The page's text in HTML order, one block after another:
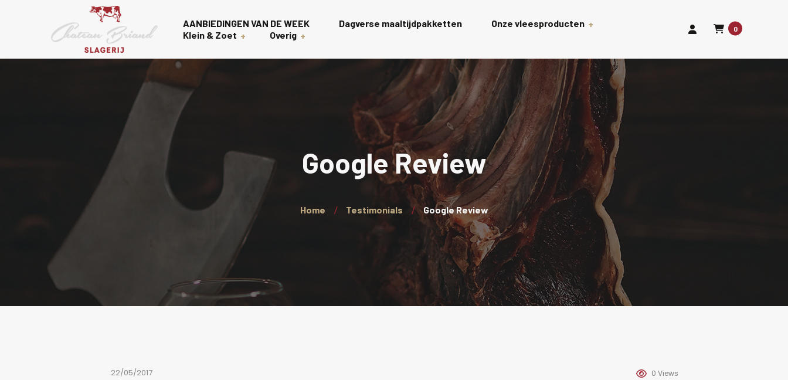
AANBIEDINGEN VAN DE WEEK Dagverse maaltijdpakketten Onze vleesproducten
Gourmet
Rollades
Charcuterie schalen
Wagyu
Kalkoen
Wellington’s
Klein & Zoet
Nagerechten
Overig
0
Google Review
Home Testimonials Google Review
22/05/2017 0 Views